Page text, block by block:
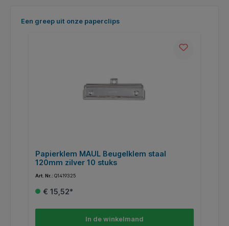
Productgalerij overslaan
Een greep uit onze paperclips
Papierklem MAUL Beugelklem staal
120mm zilver 10 stuks
Art. Nr.: Q1419325
€ 15,52*
In de winkelmand